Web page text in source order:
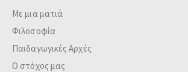
Με μια ματιά
Φιλοσοφία
Παιδαγωγικές Αρχές
Ο στόχος μας